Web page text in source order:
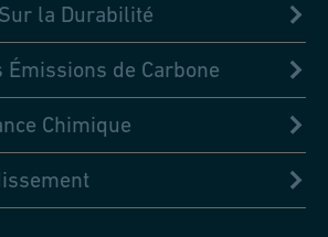
la Durabilité
Émissions de Carbone
Chimique